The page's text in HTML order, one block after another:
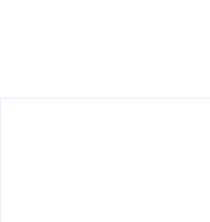
Veškeré fotografie,
právem. Jejich použití